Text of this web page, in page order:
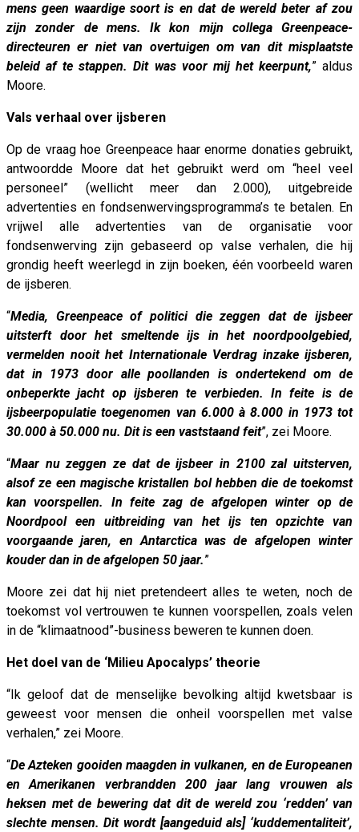
mens geen waardige soort is en dat de wereld beter af zou
zijn zonder de mens. Ik kon mijn collega Greenpeace-
directeuren er niet van overtuigen om van dit misplaatste
beleid af te stappen. Dit was voor mij het keerpunt,” aldus
Moore.
Vals verhaal over ijsberen
Op de vraag hoe Greenpeace haar enorme donaties gebruikt,
antwoordde Moore dat het gebruikt werd om “heel veel
personeel” (wellicht meer dan 2.000), uitgebreide
advertenties en fondsenwervingsprogramma’s te betalen. En
vrijwel alle advertenties van de organisatie voor
fondsenwerving zijn gebaseerd op valse verhalen, die hij
grondig heeft weerlegd in zijn boeken, één voorbeeld waren
de ijsberen.
“Media, Greenpeace of politici die zeggen dat de ijsbeer
uitsterft door het smeltende ijs in het noordpoolgebied,
vermelden nooit het Internationale Verdrag inzake ijsberen,
dat in 1973 door alle poollanden is ondertekend om de
onbeperkte jacht op ijsberen te verbieden. In feite is de
ijsbeerpopulatie toegenomen van 6.000 à 8.000 in 1973 tot
30.000 à 50.000 nu. Dit is een vaststaand feit”, zei Moore.
“Maar nu zeggen ze dat de ijsbeer in 2100 zal uitsterven,
alsof ze een magische kristallen bol hebben die de toekomst
kan voorspellen. In feite zag de afgelopen winter op de
Noordpool een uitbreiding van het ijs ten opzichte van
voorgaande jaren, en Antarctica was de afgelopen winter
kouder dan in de afgelopen 50 jaar.”
Moore zei dat hij niet pretendeert alles te weten, noch de
toekomst vol vertrouwen te kunnen voorspellen, zoals velen
in de “klimaatnood”-business beweren te kunnen doen.
Het doel van de ‘Milieu Apocalyps’ theorie
“Ik geloof dat de menselijke bevolking altijd kwetsbaar is
geweest voor mensen die onheil voorspellen met valse
verhalen,” zei Moore.
“De Azteken gooiden maagden in vulkanen, en de Europeanen
en Amerikanen verbrandden 200 jaar lang vrouwen als
heksen met de bewering dat dit de wereld zou ‘redden’ van
slechte mensen. Dit wordt [aangeduid als] ‘kuddementaliteit’,